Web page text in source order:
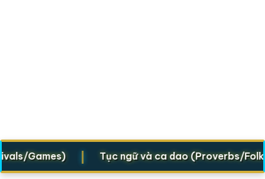
| Tục ngữ và ca dao (Proverbs/Folk